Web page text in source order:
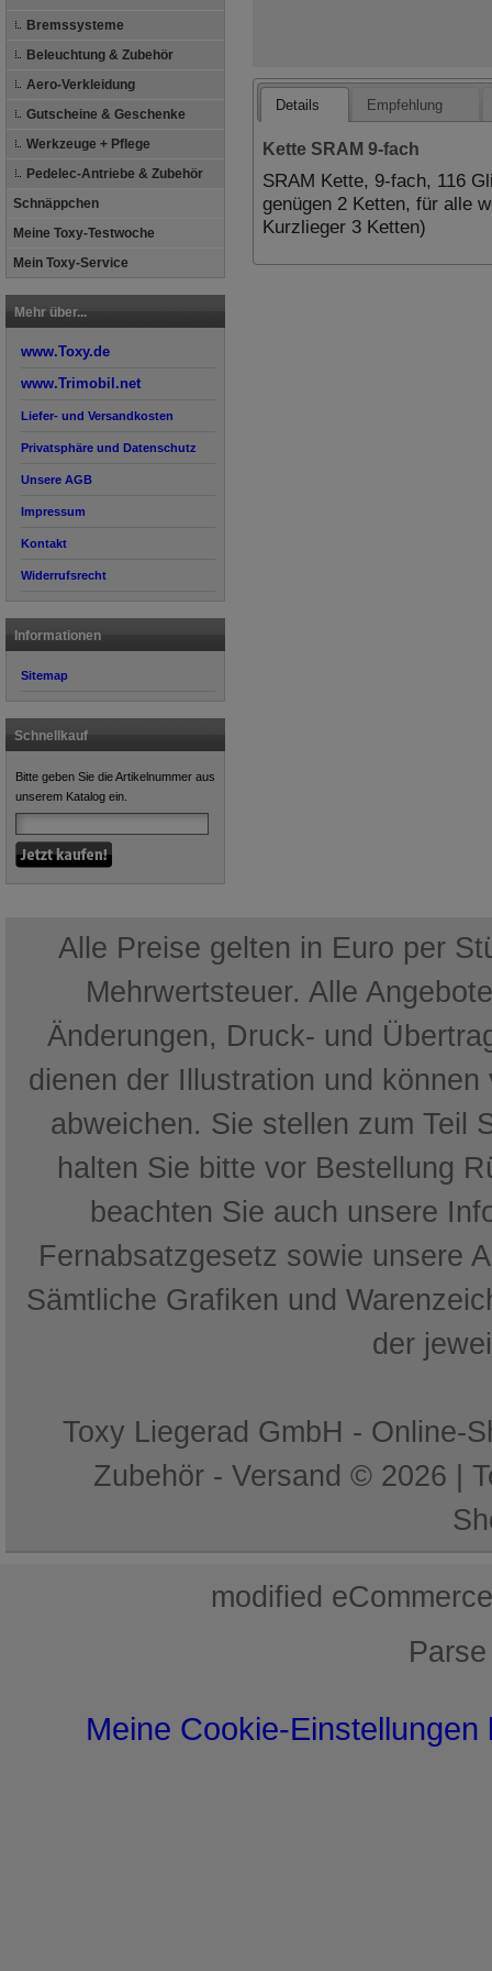
Bremssysteme
Beleuchtung & Zubehör
Aero-Verkleidung
Gutscheine & Geschenke
Werkzeuge + Pflege
Pedelec-Antriebe & Zubehör
Schnäppchen
Meine Toxy-Testwoche
Mein Toxy-Service
Mehr über...
www.Toxy.de
www.Trimobil.net
Liefer- und Versandkosten
Privatsphäre und Datenschutz
Unsere AGB
Impressum
Kontakt
Widerrufsrecht
Informationen
Sitemap
Schnellkauf
Bitte geben Sie die Artikelnummer aus
unserem Katalog ein.
Details Empfehlung
Kette SRAM 9-fach
SRAM Kette, 9-fach, 116
genügen 2 Ketten, für alle
Kurzlieger 3 Ketten)
Alle Preise gelten in Euro per
Mehrwertsteuer. Alle
Änderungen, Druck- und
dienen der Illustration und
abweichen. Sie stellen zum Teil
halten Sie bitte vor Bestellung
beachten Sie auch unsere
Fernabsatzgesetz sowie unsere
Sämtliche Grafiken und
der
Toxy Liegerad GmbH - Online-
Zubehör - Versand © 2026 |
mod ified
Meine Cookie-